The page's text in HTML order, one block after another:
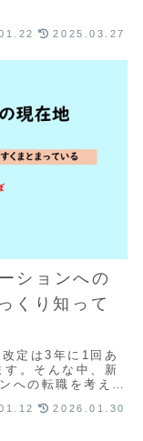
2025.03.27
ションへの
くり知って
定は3年に1回あ
。そんな中、新
への転職を考えて
2026.01.30